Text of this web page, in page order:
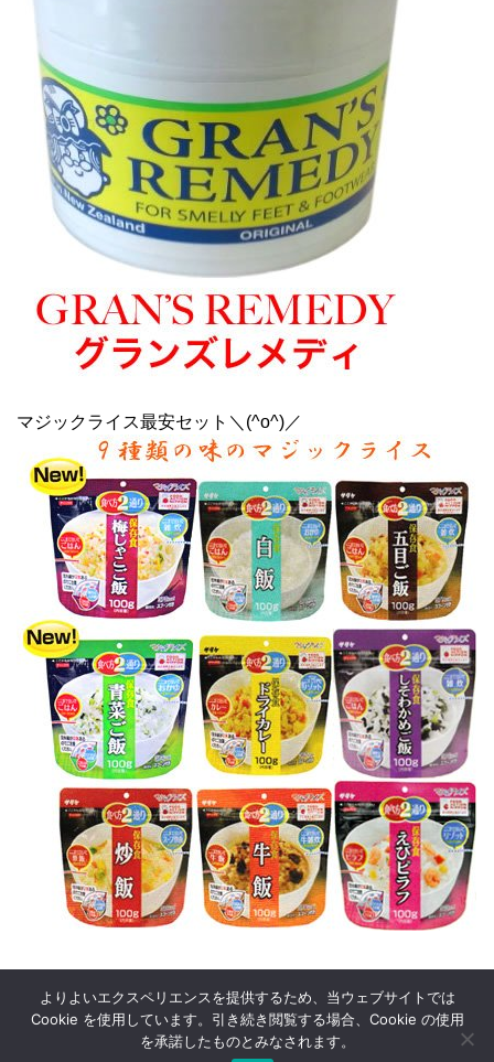
マジックライス最安セット＼(^o^)／
よりよいエクスペリエンスを提供するため、当ウェブサイトでは
Cookie を使用しています。引き続き閲覧する場合、Cookie の使用
を承諾したものとみなされます。